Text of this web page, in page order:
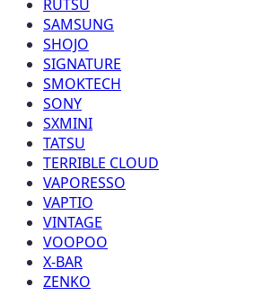
RUTSU
SAMSUNG
SHOJO
SIGNATURE
SMOKTECH
SONY
SXMINI
TATSU
TERRIBLE CLOUD
VAPORESSO
VAPTIO
VINTAGE
VOOPOO
X-BAR
ZENKO